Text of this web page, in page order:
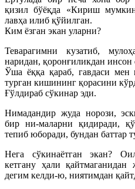
қизил бўёқда «Кириш
лавҳа илиб қўйилган.
Ким ёзган экан уларни?
Теварагимни кузатиб,
наридан, қоронғиликдан инсон
Ўша ёққа қараб, гавдаси мен
турган кишининг қорасини
Ғўлдираб сўкинар эди.
Нимадандир жуда норози,
бир ни-маларни қидиради,
тепиб юборади, бундан баттар
Нега сўкинаётган экан?
кетгану ҳали
дегим келди-ю, ниятимдан